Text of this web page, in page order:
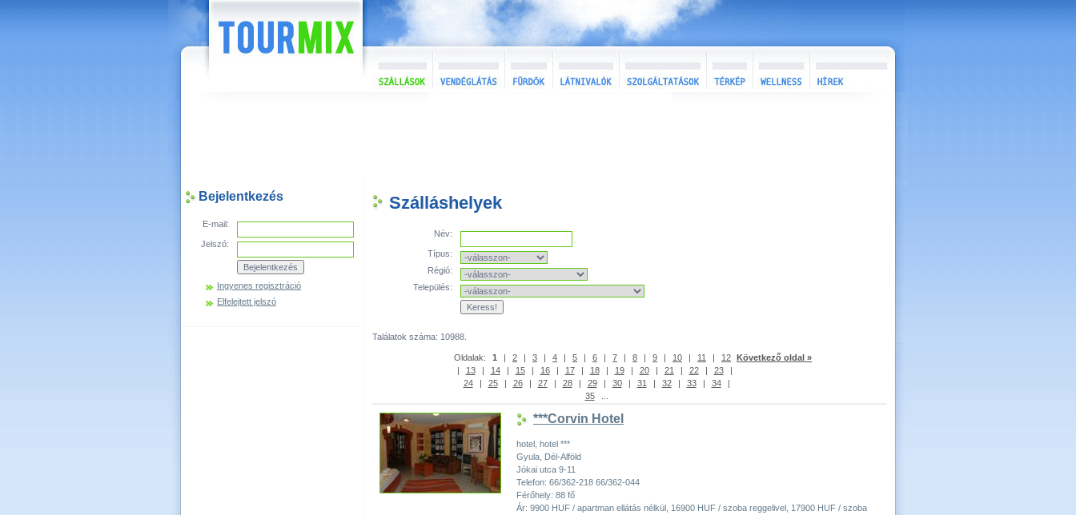
Bejelentkezés
E-mail:
Jelszó:
Ingyenes regisztráció
Elfelejtett jelszó
Szálláshelyek
Név:
Típus:
Régió:
Település:
Találatok száma: 10988.
Oldalak: 1 | 2 | 3 | 4 | 5 | 6 | 7 | 8 | 9 | 10 | 11 |
12
|
13 | 14 | 15 | 16 | 17 | 18 | 19 | 20 | 21 | 22 | 23
|
24
| 25 | 26 | 27 | 28 | 29 | 30 | 31 | 32 | 33 | 34
|
35
Következő oldal »
***Corvin Hotel
hotel, hotel ***
Gyula, Dél-Alföld
Jókai utca 9-11
Telefon: 66/362-218 66/362-044
Férőhely: 88 fő
Ár: 9900 HUF / apartman ellátás nélkül, 16900 HUF / szoba reggelivel, 17900 HUF / szoba